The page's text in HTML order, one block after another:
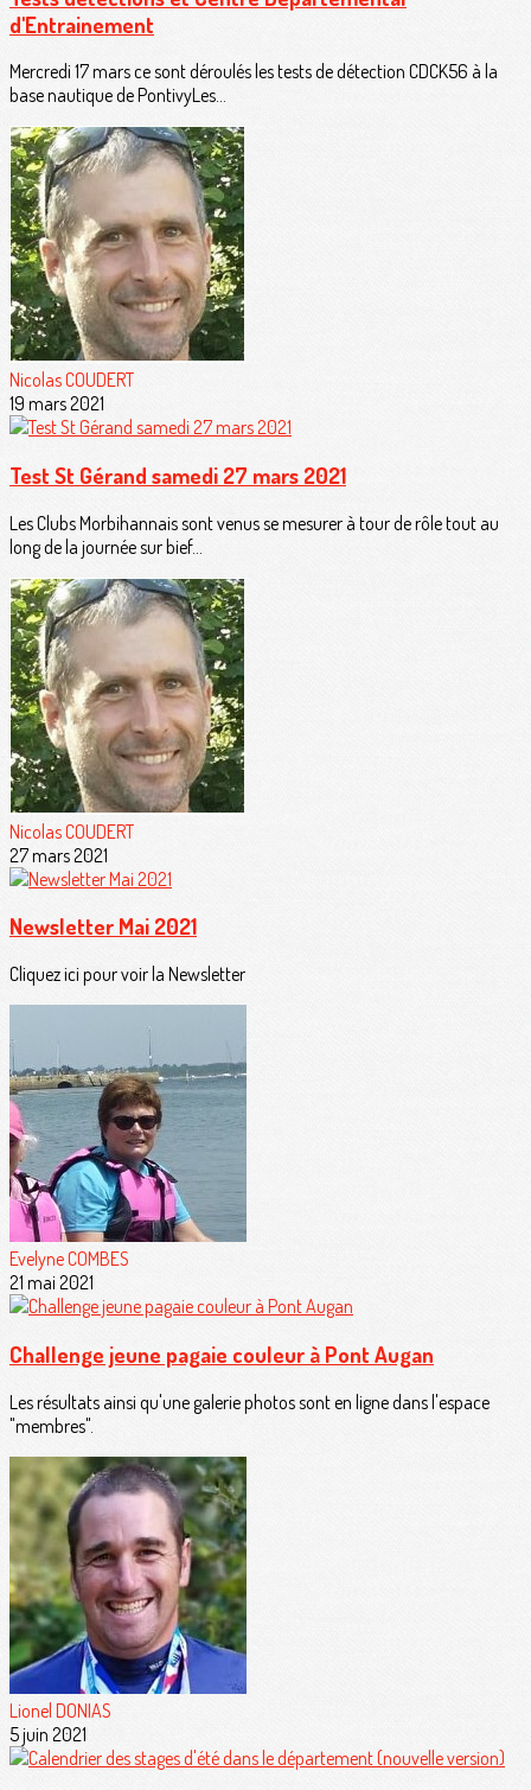
d'Entrainement
Mercredi 17 mars ce sont déroulés les tests de détection CDCK56 à la
base nautique de PontivyLes...
Nicolas COUDERT
19 mars 2021
Test St Gérand samedi 27 mars 2021
Les Clubs Morbihannais sont venus se mesurer à tour de rôle tout au
long de la journée sur bief...
Nicolas COUDERT
27 mars 2021
Newsletter Mai 2021
Cliquez ici pour voir la Newsletter
Evelyne COMBES
21 mai 2021
Challenge jeune pagaie couleur à Pont Augan
Les résultats ainsi qu'une galerie photos sont en ligne dans l'espace
"membres".
Lionel DONIAS
5 juin 2021